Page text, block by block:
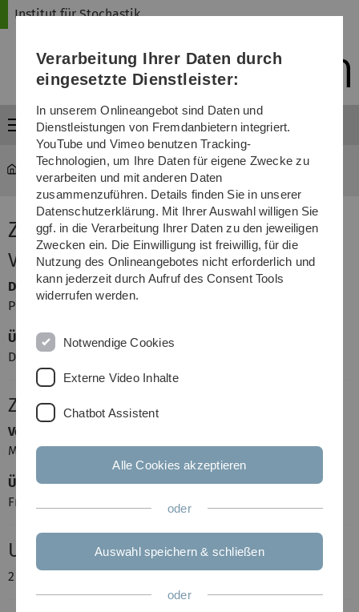
Direkt
Direkt
Direkt
(Sprache,
Drucken,
Media)
Direkt
Direkt
Institut für Stochastik
Menü
mawi-stochastik Zufallsfelder II
Zufallsfelder II
Veranstalter
Dozent
Prof. Dr. Evgeny Spodarev
Übungsleiter
Dipl.-Math. Stefan Roth
Zeit und Ort
Vorlesung
Mittwoch, 12-14 Uhr, N24/254
Übung
Freitag, 12-14 Uhr, He18, Raum E60 (zweiwöchig)
Umfang
2 Stunden Vorlesung + 1 Stunden Übung
Verarbeitung Ihrer Daten durch
eingesetzte Dienstleister:
In unserem Onlineangebot sind Daten und
Dienstleistungen von Fremdanbietern integriert.
YouTube und Vimeo benutzen Tracking-
Technologien, um Ihre Daten für eigene Zwecke zu
verarbeiten und mit anderen Daten
zusammenzuführen. Details finden Sie in unserer
Datenschutzerklärung. Mit Ihrer Auswahl willigen Sie
ggf. in die Verarbeitung Ihrer Daten zu den jeweiligen
Zwecken ein. Die Einwilligung ist freiwillig, für die
Nutzung des Onlineangebotes nicht erforderlich und
kann jederzeit durch Aufruf des Consent Tools
widerrufen werden.
Notwendige Cookies
Externe Video Inhalte
Chatbot Assistent
Alle Cookies akzeptieren
oder
Auswahl speichern & schließen
oder